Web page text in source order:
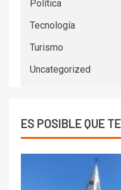
Política
Tecnología
Turismo
Uncategorized
ES POSIBLE QUE